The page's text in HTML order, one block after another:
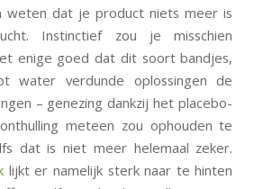
weten dat je product niets meer is
Instinctief zou je misschien
enige goed dat dit soort bandjes,
water verdunde oplossingen de
– genezing dankzij het placebo-
meteen zou ophouden te
dat is niet meer helemaal zeker.
lijkt er namelijk sterk naar te hinten